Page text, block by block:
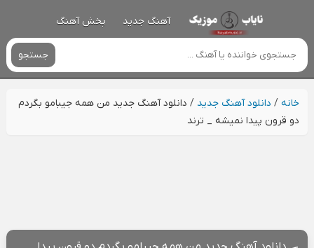
آهنگ جدید پخش آهنگ
جستجو
خانه/ دانلود آهنگ جدید / دانلود آهنگ جدید من همه جیبامو بگردم
دو قرون پیدا نمیشه _ ترند